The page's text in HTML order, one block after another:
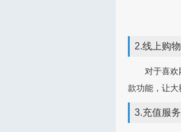
2.线上购
对于喜
款功能，让大
3.充值服